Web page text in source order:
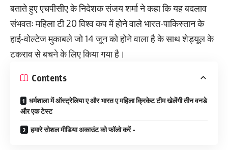
बताते हुए एचपीसीए के निदेशक संजय शर्मा ने कहा कि यह बदलाव
संभवतः महिला टी 20 विश्व कप में होने वाले भारत-पाकिस्तान के
हाई-वोल्टेज मुकाबले जो 14 जून को होने वाला है के साथ शेड्यूल के
टकराव से बचने के लिए किया गया है।
Contents
धर्मशाला में ऑस्ट्रेलिया ए और भारत ए महिला क्रिकेट टीम खेलेंगी तीन वनडे
और एक टेस्ट
हमारे सोशल मीडिया अकाउंट को फॉलो करें -